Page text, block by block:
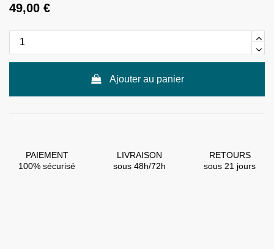
49,00 €
Ajouter au panier
PAIEMENT
100% sécurisé
LIVRAISON
sous 48h/72h
RETOURS
sous 21 jours